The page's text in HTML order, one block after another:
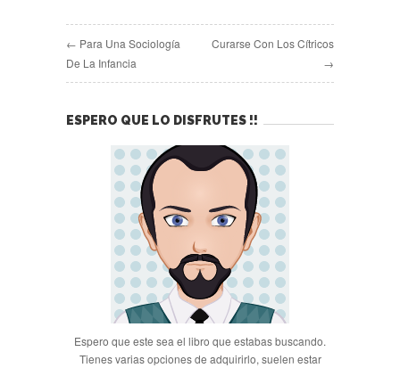
← Para Una Sociología
De La Infancia
Curarse Con Los Cítricos
→
ESPERO QUE LO DISFRUTES !!
Espero que este sea el libro que estabas buscando.
Tienes varias opciones de adquirirlo, suelen estar